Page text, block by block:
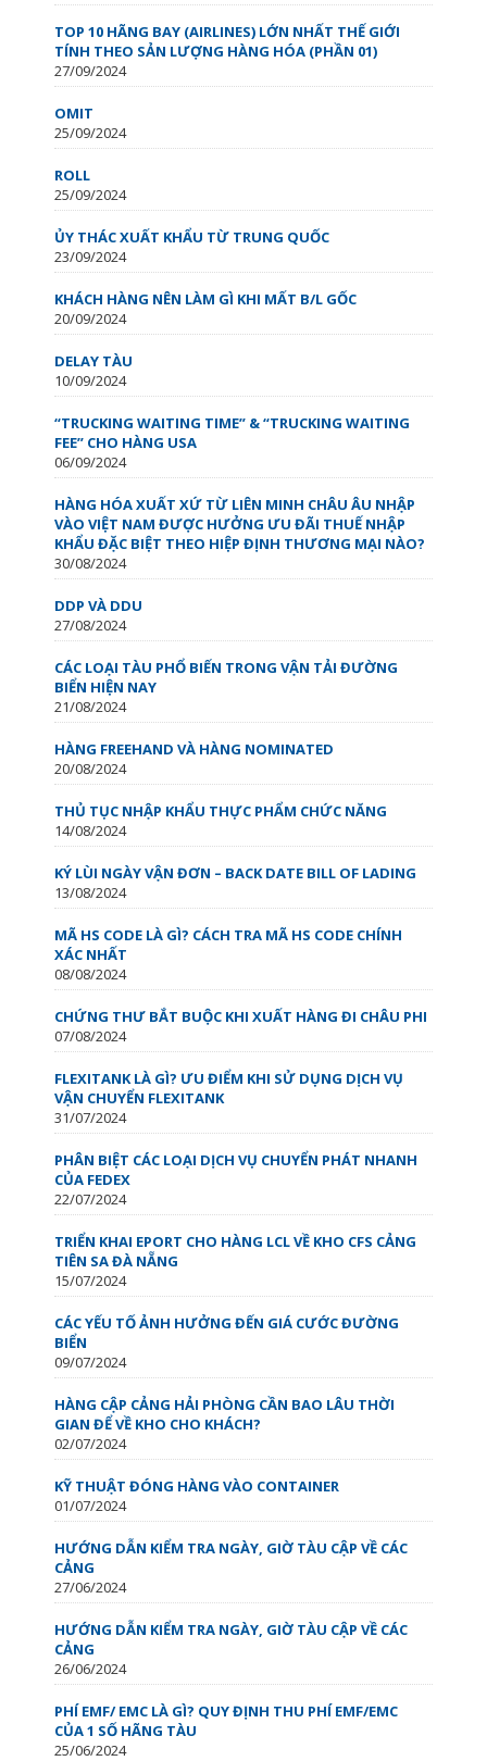
TOP 10 HÃNG BAY (AIRLINES) LỚN NHẤT THẾ GIỚI
TÍNH THEO SẢN LƯỢNG HÀNG HÓA (PHẦN 01)
27/09/2024
OMIT
25/09/2024
ROLL
25/09/2024
ỦY THÁC XUẤT KHẨU TỪ TRUNG QUỐC
23/09/2024
KHÁCH HÀNG NÊN LÀM GÌ KHI MẤT B/L GỐC
20/09/2024
DELAY TÀU
10/09/2024
“TRUCKING WAITING TIME” & “TRUCKING WAITING
FEE” CHO HÀNG USA
06/09/2024
HÀNG HÓA XUẤT XỨ TỪ LIÊN MINH CHÂU ÂU NHẬP
VÀO VIỆT NAM ĐƯỢC HƯỞNG ƯU ĐÃI THUẾ NHẬP
KHẨU ĐẶC BIỆT THEO HIỆP ĐỊNH THƯƠNG MẠI NÀO?
30/08/2024
DDP VÀ DDU
27/08/2024
CÁC LOẠI TÀU PHỔ BIẾN TRONG VẬN TẢI ĐƯỜNG
BIỂN HIỆN NAY
21/08/2024
HÀNG FREEHAND VÀ HÀNG NOMINATED
20/08/2024
THỦ TỤC NHẬP KHẨU THỰC PHẨM CHỨC NĂNG
14/08/2024
KÝ LÙI NGÀY VẬN ĐƠN – BACK DATE BILL OF LADING
13/08/2024
MÃ HS CODE LÀ GÌ? CÁCH TRA MÃ HS CODE CHÍNH
XÁC NHẤT
08/08/2024
CHỨNG THƯ BẮT BUỘC KHI XUẤT HÀNG ĐI CHÂU PHI
07/08/2024
FLEXITANK LÀ GÌ? ƯU ĐIỂM KHI SỬ DỤNG DỊCH VỤ
VẬN CHUYỂN FLEXITANK
31/07/2024
PHÂN BIỆT CÁC LOẠI DỊCH VỤ CHUYỂN PHÁT NHANH
CỦA FEDEX
22/07/2024
TRIỂN KHAI EPORT CHO HÀNG LCL VỀ KHO CFS CẢNG
TIÊN SA ĐÀ NẴNG
15/07/2024
CÁC YẾU TỐ ẢNH HƯỞNG ĐẾN GIÁ CƯỚC ĐƯỜNG
BIỂN
09/07/2024
HÀNG CẬP CẢNG HẢI PHÒNG CẦN BAO LÂU THỜI
GIAN ĐỂ VỀ KHO CHO KHÁCH?
02/07/2024
KỸ THUẬT ĐÓNG HÀNG VÀO CONTAINER
01/07/2024
HƯỚNG DẪN KIỂM TRA NGÀY, GIỜ TÀU CẬP VỀ CÁC
CẢNG
27/06/2024
HƯỚNG DẪN KIỂM TRA NGÀY, GIỜ TÀU CẬP VỀ CÁC
CẢNG
26/06/2024
PHÍ EMF/ EMC LÀ GÌ? QUY ĐỊNH THU PHÍ EMF/EMC
CỦA 1 SỐ HÃNG TÀU
25/06/2024